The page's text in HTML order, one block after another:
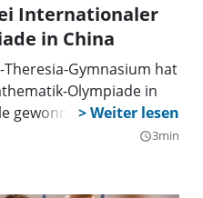
Internationaler
in China
Theresia-Gymnasium hat
Olympiade in
gewonnen.
query_builder3min